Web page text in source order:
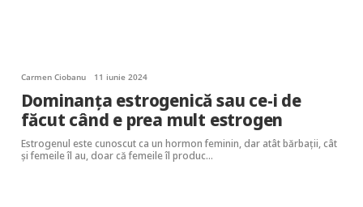
Carmen Ciobanu 11 iunie 2024
Dominanța estrogenică sau ce-i de
făcut când e prea mult estrogen
Estrogenul este cunoscut ca un hormon feminin, dar atât bărbații, cât
și femeile îl au, doar că femeile îl produc…